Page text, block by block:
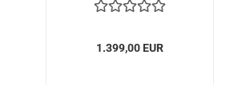
1.399,00 EUR